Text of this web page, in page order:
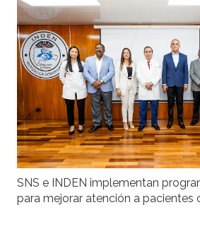
SNS e INDEN implementan
para mejorar atención a pacientes